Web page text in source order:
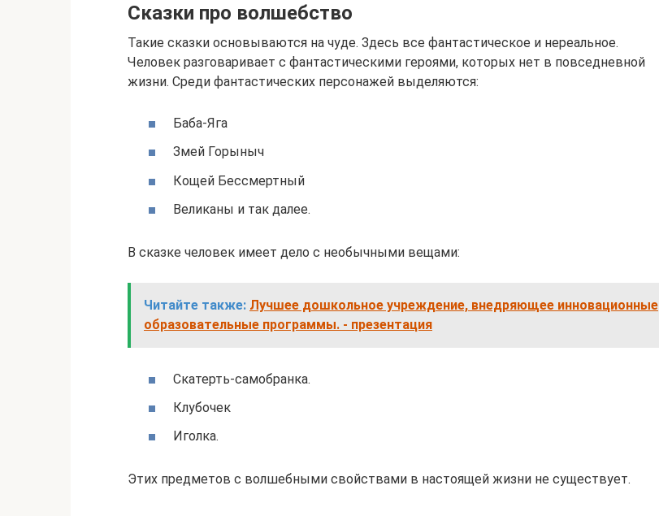
Сказки про волшебство
Такие сказки основываются на чуде. Здесь все фантастическое и нереальное.
Человек разговаривает с фантастическими героями, которых нет в повседневной
жизни. Среди фантастических персонажей выделяются:
Баба-Яга
Змей Горыныч
Кощей Бессмертный
Великаны и так далее.
В сказке человек имеет дело с необычными вещами:
Читайте также: Лучшее дошкольное учреждение, внедряющее инновационные
образовательные программы. - презентация
Скатерть-самобранка.
Клубочек
Иголка.
Этих предметов с волшебными свойствами в настоящей жизни не существует.